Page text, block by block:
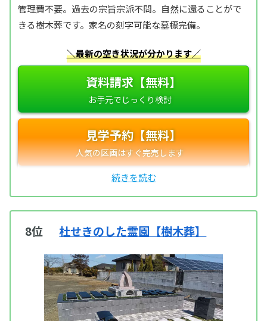
管理費不要。過去の宗旨宗派不問。自然に還ることがで
きる樹木葬です。家名の刻字可能な墓標完備。
＼最新の空き状況が分かります／
資料請求【無料】
見学予約【無料】
8位 杜せきのした霊園【樹木葬】